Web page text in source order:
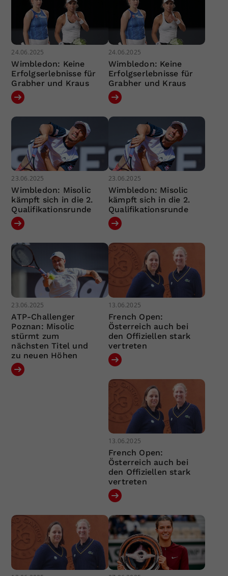
24.06.2025
Wimbledon: Keine
Erfolgserlebnisse für
Grabher und Kraus
24.06.2025
Wimbledon: Keine
Erfolgserlebnisse für
Grabher und Kraus
23.06.2025
Wimbledon: Misolic
kämpft sich in die 2.
Qualifikationsrunde
23.06.2025
Wimbledon: Misolic
kämpft sich in die 2.
Qualifikationsrunde
23.06.2025
ATP-Challenger
Poznan: Misolic
stürmt zum
nächsten Titel und
zu neuen Höhen
13.06.2025
French Open:
Österreich auch bei
den Offiziellen stark
vertreten
13.06.2025
French Open:
Österreich auch bei
den Offiziellen stark
vertreten